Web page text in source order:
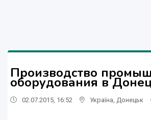
Производство
оборудования в
02.07.2015, 16:52 Україна Донецьк